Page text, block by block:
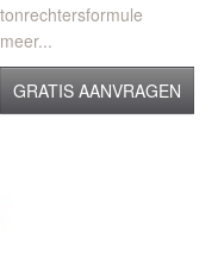
GRATIS AANVRAGEN